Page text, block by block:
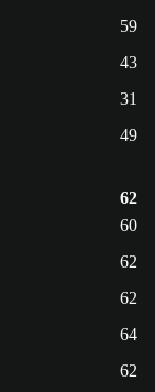
59
43
31
49
62
60
62
62
64
62